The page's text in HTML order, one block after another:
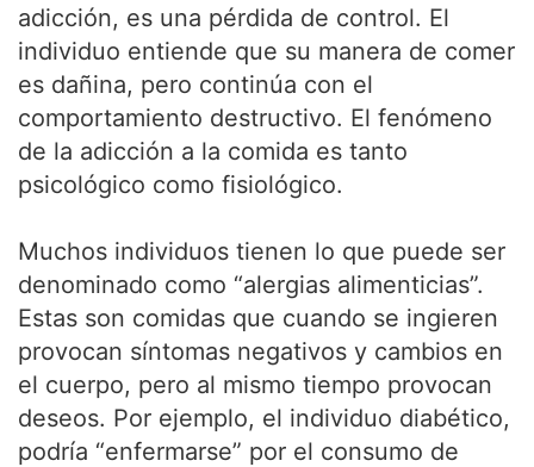
adicción, es una pérdida de control. El
individuo entiende que su manera de comer
es dañina, pero continúa con el
comportamiento destructivo. El fenómeno
de la adicción a la comida es tanto
psicológico como fisiológico.
Muchos individuos tienen lo que puede ser
denominado como “alergias alimenticias”.
Estas son comidas que cuando se ingieren
provocan síntomas negativos y cambios en
el cuerpo, pero al mismo tiempo provocan
deseos. Por ejemplo, el individuo diabético,
podría “enfermarse” por el consumo de